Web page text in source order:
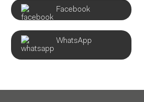
Facebook
WhatsApp